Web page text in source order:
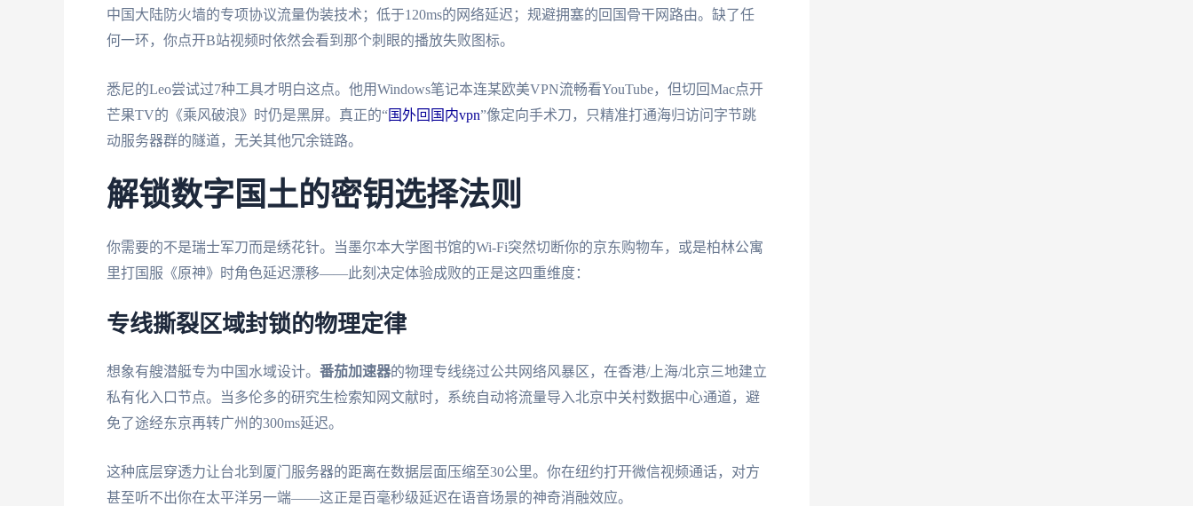
中国大陆防火墙的专项协议流量伪装技术；低于120ms的网络延迟；规避拥塞的回国骨干网路由。缺了任
何一环，你点开B站视频时依然会看到那个刺眼的播放失败图标。
悉尼的Leo尝试过7种工具才明白这点。他用Windows笔记本连某欧美VPN流畅看YouTube，但切回Mac点开
芒果TV的《乘风破浪》时仍是黑屏。真正的“国外回国内vpn”像定向手术刀，只精准打通海归访问字节跳
动服务器群的隧道，无关其他冗余链路。
解锁数字国土的密钥选择法则
你需要的不是瑞士军刀而是绣花针。当墨尔本大学图书馆的Wi-Fi突然切断你的京东购物车，或是柏林公寓
里打国服《原神》时角色延迟漂移——此刻决定体验成败的正是这四重维度：
专线撕裂区域封锁的物理定律
想象有艘潜艇专为中国水域设计。 番茄加速器的物理专线绕过公共网络风暴区，在香港/上海/北京三地建立
私有化入口节点。当多伦多的研究生检索知网文献时，系统自动将流量导入北京中关村数据中心通道，避
免了途经东京再转广州的300ms延迟。
这种底层穿透力让台北到厦门服务器的距离在数据层面压缩至30公里。你在纽约打开微信视频通话，对方
甚至听不出你在太平洋另一端——这正是百毫秒级延迟在语音场景的神奇消融效应。